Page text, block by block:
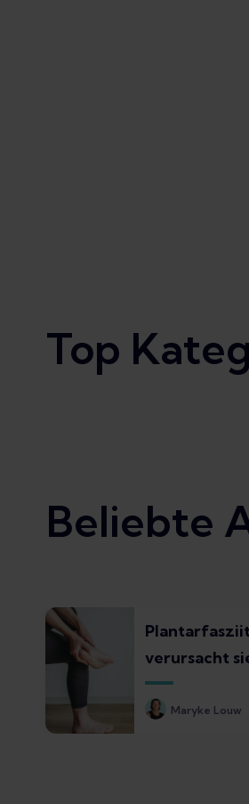
Top
Beliebte
verursacht
sie sich an?
Maryke Louw